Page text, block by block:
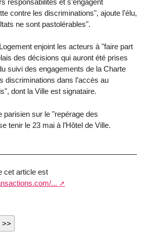
contre les discriminations", ajoute l’élu,
ne sont pastolérables".
enjoint les acteurs à "faire part
des décisions qui auront été prises
suivi des engagements de la Charte
discriminations dans l’accès au
dont la Ville est signataire.
parisien sur le "repérage des
tenir le 23 mai à l’Hôtel de Ville.
cet article est
...